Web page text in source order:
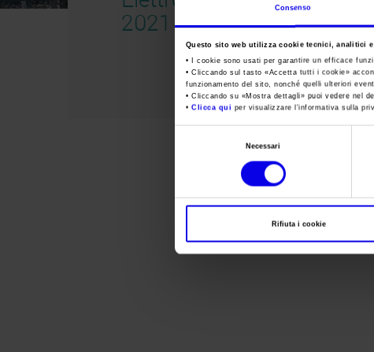
Consenso
Questo sito web utilizza cookie tecnici, analitici
• I cookie sono usati per garantire un efficace
• Cliccando sul tasto «Accetta tutti i cookie»
funzionamento del sito, nonché quelli ulteriori
• Cliccando su «Mostra dettagli» puoi vedere nel
•Clicca qui per visualizzare l'informativa sulla
Necessari
Rifiuta i cookie
2021